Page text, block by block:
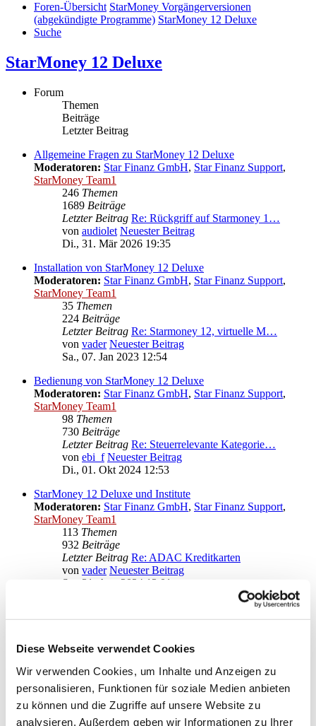
Diese Webseite verwendet Cookies
Wir verwenden Cookies, um Inhalte und Anzeigen zu
personalisieren, Funktionen für soziale Medien anbieten
zu können und die Zugriffe auf unsere Website zu
analysieren. Außerdem geben wir Informationen zu Ihrer
Foren-Übersicht StarMoney Vorgängerversionen
(abgekündigte Programme) StarMoney 12 Deluxe
Suche
StarMoney 12 Deluxe
Forum
Themen
Beiträge
Letzter Beitrag
Allgemeine Fragen zu StarMoney 12 Deluxe
Moderatoren: Star Finanz GmbH, Star Finanz Support,
StarMoney Team1
246 Themen
1689 Beiträge
Letzter Beitrag Re: Rückgriff auf Starmoney 1…
von audiolet Neuester Beitrag
Di., 31. Mär 2026 19:35
Installation von StarMoney 12 Deluxe
Moderatoren: Star Finanz GmbH, Star Finanz Support,
StarMoney Team1
35 Themen
224 Beiträge
Letzter Beitrag Re: Starmoney 12, virtuelle M…
von vader Neuester Beitrag
Sa., 07. Jan 2023 12:54
Bedienung von StarMoney 12 Deluxe
Moderatoren: Star Finanz GmbH, Star Finanz Support,
StarMoney Team1
98 Themen
730 Beiträge
Letzter Beitrag Re: Steuerrelevante Kategorie…
von ebi_f Neuester Beitrag
Di., 01. Okt 2024 12:53
StarMoney 12 Deluxe und Institute
Moderatoren: Star Finanz GmbH, Star Finanz Support,
StarMoney Team1
113 Themen
932 Beiträge
Letzter Beitrag Re: ADAC Kreditkarten
von vader Neuester Beitrag
Sa., 31. Aug 2024 13:01
Anregungen und Wünsche zu StarMoney 12 Deluxe
Moderatoren: Star Finanz GmbH,Star Finanz Support,
Gehe zu
Star Finanz GmbH
↳ Ankündigungen der Star Finanz GmbH
↳ Inhalte OnlineUpdates (Produktaktualisierungen)